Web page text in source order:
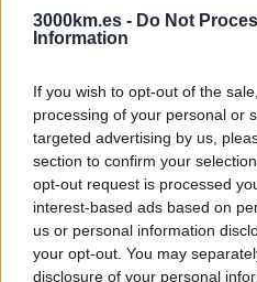
3000km.es - Do Not
Information
If you wish to opt-out of the
processing of your personal or
targeted advertising by us,
section to confirm your
opt-out request is processed
interest-based ads based on
us or personal information
your opt-out. You may
disclosure of your personal
incluye?
En 3000KM viajamos
coordinadoras/es, experimentadas/
asesorarán y sobre todo
desenvolverse en situaciones
más fácil. Conocerán de antemano
aunque las decisiones de dónde
camino se tomarán por consenso
mujer a quién mirar cuando no
a quién dirigirse cuando sea
saber más sobre el equipo en